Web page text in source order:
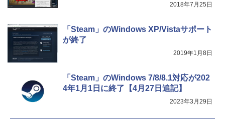
2018年7月25日
「Steam」のWindows XP/Vistaサポート
が終了
2019年1月8日
「Steam」のWindows 7/8/8.1対応が202
4年1月1日に終了【4月27日追記】
2023年3月29日